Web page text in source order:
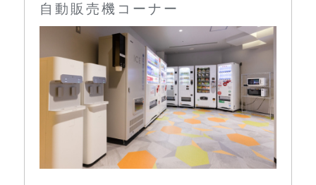
自動販売機コーナー